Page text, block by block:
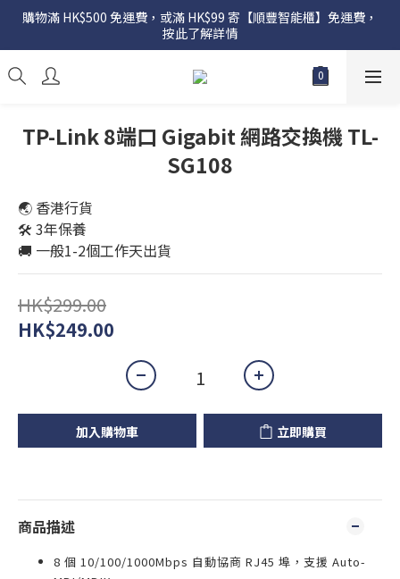
購物滿 HK$500 免運費，或滿 HK$99 寄【順豐智能櫃】免運費，
按此了解詳情
TP-Link 8端口 Gigabit 網路交換機 TL-
SG108
🌏 香港行貨
🛠️ 3年保養
🚚 一般1-2個工作天出貨
HK$299.00
HK$249.00
加入購物車 立即購買
商品描述
8 個 10/100/1000Mbps 自動協商 RJ45 埠，支援 Auto-